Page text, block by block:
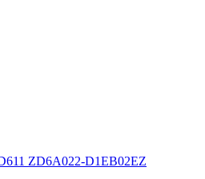
ZD6A022-D1EB02EZ